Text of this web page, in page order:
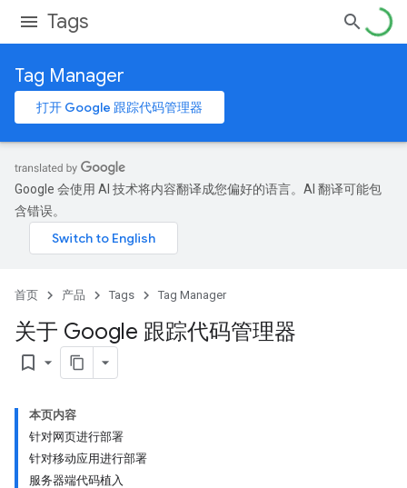
Tags
Tag Manager
打开 Google 跟踪代码管理器
Google 会使用 AI 技术将内容翻译成您偏好的语言。AI 翻译可能包
含错误。
首页 产品 Tags Tag Manager
关于 Google 跟踪代码管理器
bookmark_border
本页内容
针对网页进行部署
针对移动应用进行部署
服务器端代码植入